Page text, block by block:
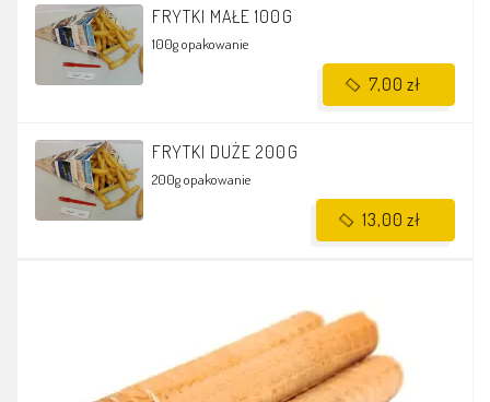
FRYTKI MAŁE 100G
100gopakowanie
FRYTKI DUŻE 200G
200gopakowanie